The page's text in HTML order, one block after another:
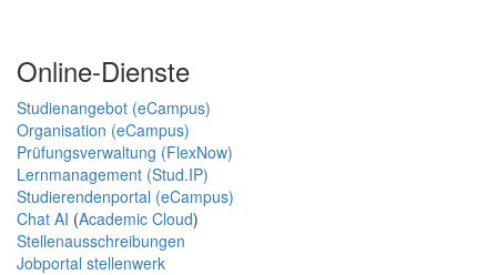
Online-Dienste
Studienangebot (eCampus)
Organisation (eCampus)
Prüfungsverwaltung (FlexNow)
Lernmanagement (Stud.IP)
Studierendenportal (eCampus)
Chat AI (Academic Cloud)
Stellenausschreibungen
Jobportal stellenwerk